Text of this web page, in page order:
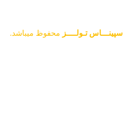
اسپینـــاس تـولــــز محفوظ میباشد.